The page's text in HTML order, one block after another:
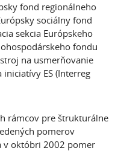
fond regionálneho
sociálny fond
sekcia Európskeho
fondu
na usmerňovanie
iniciatívy ES (Interreg
rámcov pre štrukturálne
pomerov
v októbri 2002 pomer